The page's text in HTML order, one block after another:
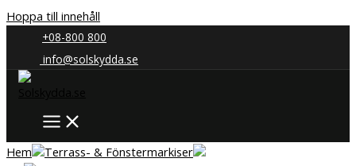
Hoppa till innehåll
+08-800 800
info@solskydda.se
Hem Terrass- & Fönstermarkiser